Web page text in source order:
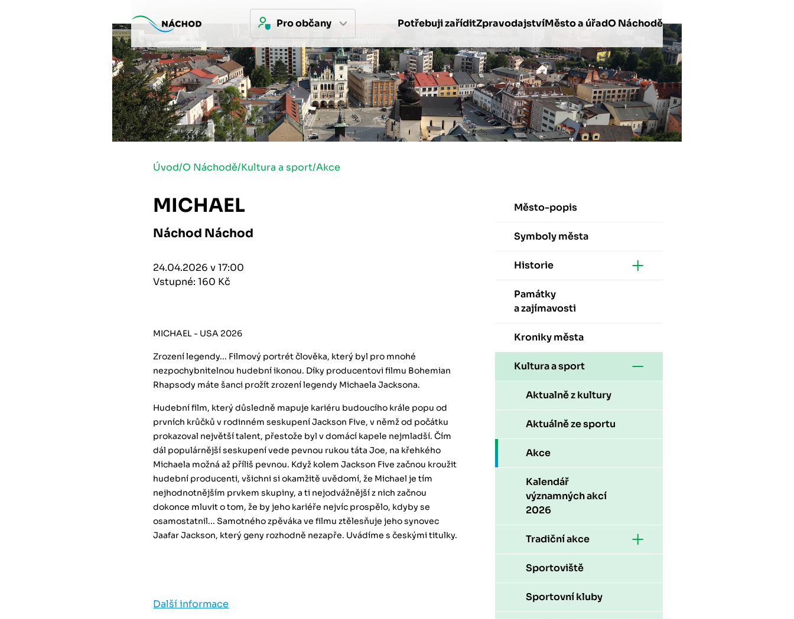
Pro občany Potřebuji zaříditZpravodajstvíMěsto a úřadO Náchodě
Úvod/O Náchodě/Kultura a sport/Akce
MICHAEL
Náchod Náchod
24.04.2026 v 17:00
Vstupné: 160 Kč
MICHAEL - USA 2026
Zrození legendy... Filmový portrét člověka, který byl pro mnohé
nezpochybnitelnou hudební ikonou. Díky producentovi filmu Bohemian
Rhapsody máte šanci prožít zrození legendy Michaela Jacksona.
Hudební film, který důsledně mapuje kariéru budoucího krále popu od
prvních krůčků v rodinném seskupení Jackson Five, v němž od počátku
prokazoval největší talent, přestože byl v domácí kapele nejmladší. Čím
dál populárnější seskupení vede pevnou rukou táta Joe, na křehkého
Michaela možná až příliš pevnou. Když kolem Jackson Five začnou kroužit
hudební producenti, všichni si okamžitě uvědomí, že Michael je tím
nejhodnotnějším prvkem skupiny, a ti nejodvážnější z nich začnou
dokonce mluvit o tom, že by jeho kariéře nejvíc prospělo, kdyby se
osamostatnil... Samotného zpěváka ve filmu ztělesňuje jeho synovec
Jaafar Jackson, který geny rozhodně nezapře. Uvádíme s českými titulky.
Další informace
Město-popis
Symboly města
Historie
Památky
a zajímavosti
Kroniky města
Kultura a sport
Aktualně z kultury
Aktuálně ze sportu
Akce
Kalendář
významných akcí
2026
Tradiční akce
Sportoviště
Sportovní kluby